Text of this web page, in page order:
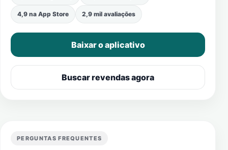
4,9 na App Store 2,9 mil avaliações
Baixar o aplicativo
Buscar revendas agora
PERGUNTAS FREQUENTES